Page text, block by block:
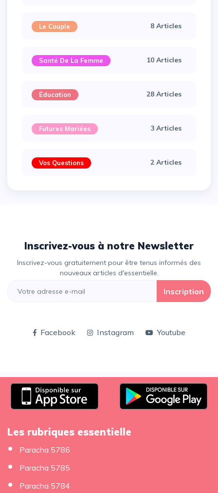
Le Couple 8 Articles
Santé De La Femme 10 Articles
Éducation 28 Articles
Futures Mariées 3 Articles
Vos Questions 2 Articles
Inscrivez-vous à notre Newsletter
Inscrivez-vous gratuitement pour être tenus informés des
nouveaux articles d'essentielle.
Inscription
Facebook Instagram Youtube
Les rubriques essentielle
Paracha 5786
Paracha 5785
Paracha 5784